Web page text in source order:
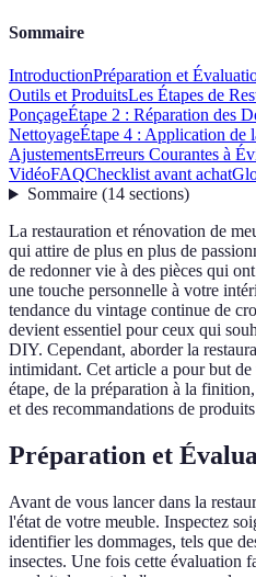
Sommaire
IntroductionPréparation et
Outils et ProduitsLes Étapes de
PonçageÉtape 2 : Réparation des
NettoyageÉtape 4 : Application de
AjustementsErreurs Courantes à
VidéoFAQChecklist avant achat
Sommaire(14 sections)
La restauration et rénovation de
qui attire de plus en plus de
de redonner vie à des pièces qui
une touche personnelle à votre
tendance du vintage continue de
devient essentiel pour ceux qui
DIY. Cependant, aborder la
intimidant. Cet article a pour but
étape, de la préparation à la
et des recommandations de
Préparation et
Avant de vous lancer dans la
l'état de votre meuble. Inspectez
identifier les dommages, tels que
insectes. Une fois cette évaluation